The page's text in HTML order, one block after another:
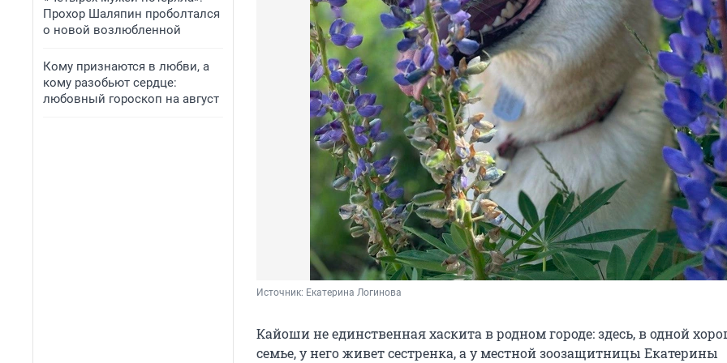
Прохор Шаляпин проболтался
о новой возлюбленной
Кому признаются в любви, а
кому разобьют сердце:
любовный гороскоп на август
Источник: Екатерина Логинова
Кайоши не единственная хаскита в родном городе: здесь, в одной
семье, у него живет сестренка, а у местной зоозащитницы Екатерины